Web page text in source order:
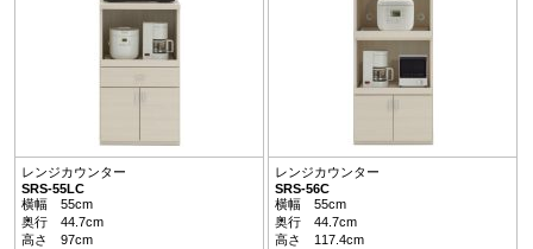
レンジカウンター
SRS-55LC
横幅 55cm
奥行 44.7cm
高さ 97cm
レンジカウンター
SRS-56C
横幅 55cm
奥行 44.7cm
高さ 117.4cm